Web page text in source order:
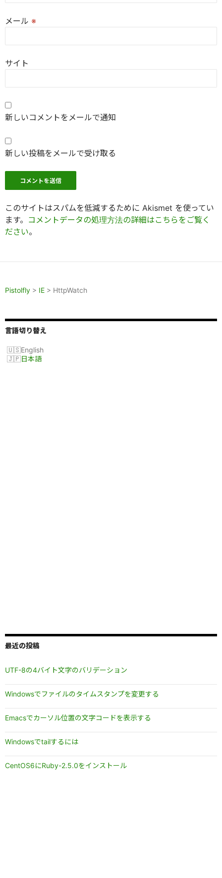
メール ※
サイト
新しいコメントをメールで通知
新しい投稿をメールで受け取る
このサイトはスパムを低減するために Akismet を使ってい
ます。 コメントデータの処理方法の詳細はこちらをご覧く
ださい。
Pistolfly > IE > HttpWatch
言語切り替え
English
日本語
最近の投稿
UTF-8の4バイト文字のバリデーション
Windowsでファイルのタイムスタンプを変更する
Emacsでカーソル位置の文字コードを表示する
Windowsでtailするには
CentOS6にRuby-2.5.0をインストール